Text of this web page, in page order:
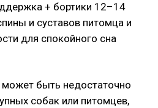
+ бортики 12–14
и суставов питомца и
для спокойного сна
быть недостаточно
собак или питомцев,